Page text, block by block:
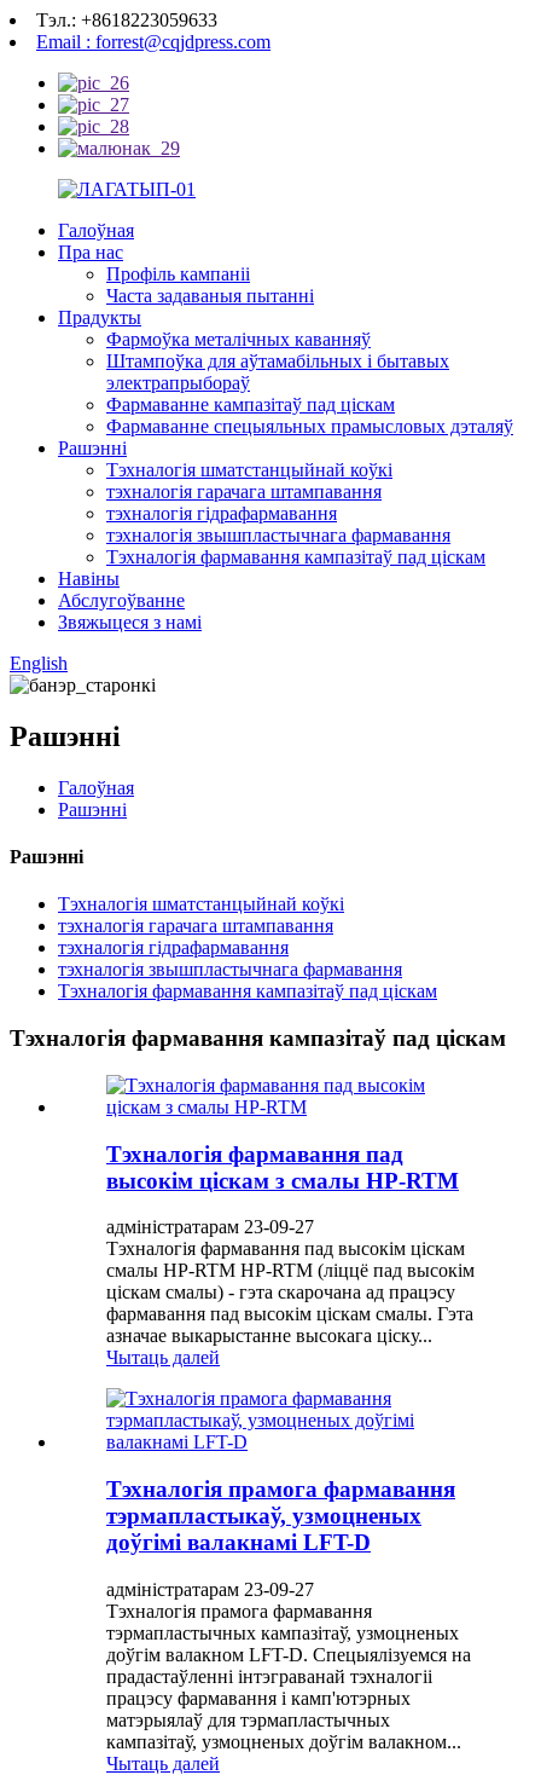
Тэл.: +8618223059633
Email : forrest@cqjdpress.com
Галоўная
Пра нас
Профіль кампаніі
Часта задаваныя пытанні
Прадукты
Фармоўка металічных каванняў
Штампоўка для аўтамабільных і бытавых
электрапрыбораў
Фармаванне кампазітаў пад ціскам
Фармаванне спецыяльных прамысловых дэталяў
Рашэнні
Тэхналогія шматстанцыйнай коўкі
тэхналогія гарачага штампавання
тэхналогія гідрафармавання
тэхналогія звышпластычнага фармавання
Тэхналогія фармавання кампазітаў пад ціскам
Навіны
Абслугоўванне
Звяжыцеся з намі
English
Рашэнні
Галоўная
Рашэнні
Рашэнні
Тэхналогія шматстанцыйнай коўкі
тэхналогія гарачага штампавання
тэхналогія гідрафармавання
тэхналогія звышпластычнага фармавання
Тэхналогія фармавання кампазітаў пад ціскам
Тэхналогія фармавання кампазітаў пад ціскам
Тэхналогія фармавання пад
высокім ціскам з смалы HP-RTM
адміністратарам 23-09-27
Тэхналогія фармавання пад высокім ціскам
смалы HP-RTM HP-RTM (ліццё пад высокім
ціскам смалы) - гэта скарочана ад працэсу
фармавання пад высокім ціскам смалы. Гэта
азначае выкарыстанне высокага ціску...
Чытаць далей
Тэхналогія прамога фармавання
тэрмапластыкаў, узмоцненых
доўгімі валакнамі LFT-D
адміністратарам 23-09-27
Тэхналогія прамога фармавання
тэрмапластычных кампазітаў, узмоцненых
доўгім валакном LFT-D. Спецыялізуемся на
прадастаўленні інтэграванай тэхналогіі
працэсу фармавання і камп'ютэрных
матэрыялаў для тэрмапластычных
кампазітаў, узмоцненых доўгім валакном...
Чытаць далей